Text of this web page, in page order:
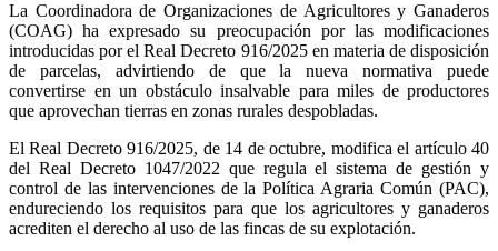
La Coordinadora de Organizaciones de Agricultores y Ganaderos
(COAG) ha expresado su preocupación por las modificaciones
introducidas por el Real Decreto 916/2025 en materia de disposición
de parcelas, advirtiendo de que la nueva normativa puede
convertirse en un obstáculo insalvable para miles de productores
que aprovechan tierras en zonas rurales despobladas.
El Real Decreto 916/2025, de 14 de octubre, modifica el artículo 40
del Real Decreto 1047/2022 que regula el sistema de gestión y
control de las intervenciones de la Política Agraria Común (PAC),
endureciendo los requisitos para que los agricultores y ganaderos
acrediten el derecho al uso de las fincas de su explotación.